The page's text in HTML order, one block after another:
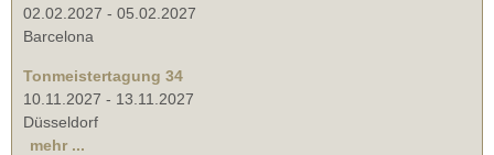
02.02.2027 - 05.02.2027
Barcelona
Tonmeistertagung 34
10.11.2027 - 13.11.2027
Düsseldorf
mehr ...